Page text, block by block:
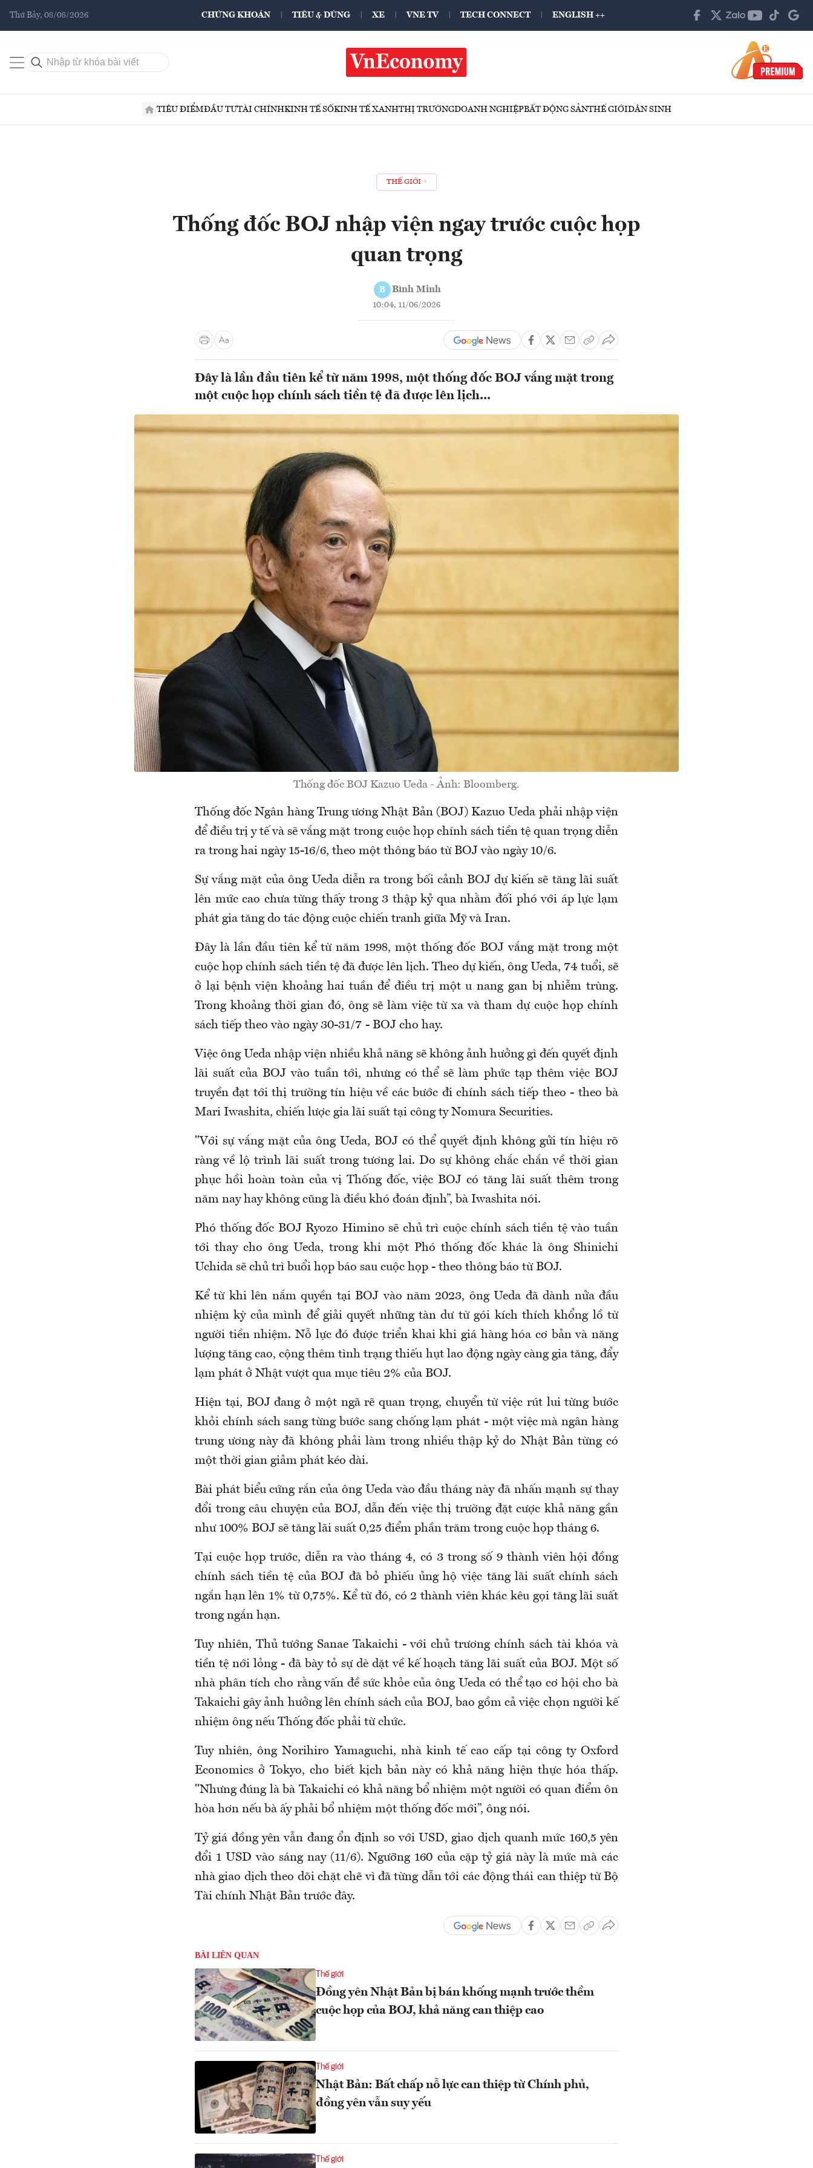
Thứ Bảy, 08/08/2026 CHỨNG KHOÁN TIÊU & DÙNG XE VNE TV TECH CONNECT ENGLISH ++
TIÊU ĐIỂMĐẦU TƯTÀI CHÍNHKINH TẾ SỐKINH TẾ XANHTHỊ TRƯỜNGDOANH NGHIỆPBẤT ĐỘNG SẢNTHẾ GIỚIDÂN SINH
THẾ GIỚI
Thống đốc BOJ nhập viện ngay trước cuộc họp
quan trọng
B Bình Minh
10:04, 11/06/2026
Đây là lần đầu tiên kể từ năm 1998, một thống đốc BOJ vắng mặt trong
một cuộc họp chính sách tiền tệ đã được lên lịch...
Thống đốc BOJ Kazuo Ueda - Ảnh: Bloomberg.
Thống đốc Ngân hàng Trung ương Nhật Bản (BOJ) Kazuo Ueda phải nhập viện
để điều trị y tế và sẽ vắng mặt trong cuộc họp chính sách tiền tệ quan trọng diễn
ra trong hai ngày 15-16/6, theo một thông báo từ BOJ vào ngày 10/6.
Sự vắng mặt của ông Ueda diễn ra trong bối cảnh BOJ dự kiến sẽ tăng lãi suất
lên mức cao chưa từng thấy trong 3 thập kỷ qua nhằm đối phó với áp lực lạm
phát gia tăng do tác động cuộc chiến tranh giữa Mỹ và Iran.
Đây là lần đầu tiên kể từ năm 1998, một thống đốc BOJ vắng mặt trong một
cuộc họp chính sách tiền tệ đã được lên lịch. Theo dự kiến, ông Ueda, 74 tuổi, sẽ
ở lại bệnh viện khoảng hai tuần để điều trị một u nang gan bị nhiễm trùng.
Trong khoảng thời gian đó, ông sẽ làm việc từ xa và tham dự cuộc họp chính
sách tiếp theo vào ngày 30-31/7 - BOJ cho hay.
Việc ông Ueda nhập viện nhiều khả năng sẽ không ảnh hưởng gì đến quyết định
lãi suất của BOJ vào tuần tới, nhưng có thể sẽ làm phức tạp thêm việc BOJ
truyền đạt tới thị trường tín hiệu về các bước đi chính sách tiếp theo - theo bà
Mari Iwashita, chiến lược gia lãi suất tại công ty Nomura Securities.
"Với sự vắng mặt của ông Ueda, BOJ có thể quyết định không gửi tín hiệu rõ
ràng về lộ trình lãi suất trong tương lai. Do sự không chắc chắn về thời gian
phục hồi hoàn toàn của vị Thống đốc, việc BOJ có tăng lãi suất thêm trong
năm nay hay không cũng là điều khó đoán định”, bà Iwashita nói.
Phó thống đốc BOJ Ryozo Himino sẽ chủ trì cuộc chính sách tiền tệ vào tuần
tới thay cho ông Ueda, trong khi một Phó thống đốc khác là ông Shinichi
Uchida sẽ chủ trì buổi họp báo sau cuộc họp - theo thông báo từ BOJ.
Kể từ khi lên nắm quyền tại BOJ vào năm 2023, ông Ueda đã dành nửa đầu
nhiệm kỳ của mình để giải quyết những tàn dư từ gói kích thích khổng lồ từ
người tiền nhiệm. Nỗ lực đó được triển khai khi giá hàng hóa cơ bản và năng
lượng tăng cao, cộng thêm tình trạng thiếu hụt lao động ngày càng gia tăng, đẩy
lạm phát ở Nhật vượt qua mục tiêu 2% của BOJ.
Hiện tại, BOJ đang ở một ngã rẽ quan trọng, chuyển từ việc rút lui từng bước
khỏi chính sách sang từng bước sang chống lạm phát - một việc mà ngân hàng
trung ương này đã không phải làm trong nhiều thập kỷ do Nhật Bản từng có
một thời gian giảm phát kéo dài.
Bài phát biểu cứng rắn của ông Ueda vào đầu tháng này đã nhấn mạnh sự thay
đổi trong câu chuyện của BOJ, dẫn đến việc thị trường đặt cược khả năng gần
như 100% BOJ sẽ tăng lãi suất 0,25 điểm phần trăm trong cuộc họp tháng 6.
Tại cuộc họp trước, diễn ra vào tháng 4, có 3 trong số 9 thành viên hội đồng
chính sách tiền tệ của BOJ đã bỏ phiếu ủng hộ việc tăng lãi suất chính sách
ngắn hạn lên 1% từ 0,75%. Kể từ đó, có 2 thành viên khác kêu gọi tăng lãi suất
trong ngắn hạn.
Tuy nhiên, Thủ tướng Sanae Takaichi - với chủ trương chính sách tài khóa và
tiền tệ nới lỏng - đã bày tỏ sự dè dặt về kế hoạch tăng lãi suất của BOJ. Một số
nhà phân tích cho rằng vấn đề sức khỏe của ông Ueda có thể tạo cơ hội cho bà
Takaichi gây ảnh hưởng lên chính sách của BOJ, bao gồm cả việc chọn người kế
nhiệm ông nếu Thống đốc phải từ chức.
Tuy nhiên, ông Norihiro Yamaguchi, nhà kinh tế cao cấp tại công ty Oxford
Economics ở Tokyo, cho biết kịch bản này có khả năng hiện thực hóa thấp.
"Nhưng đúng là bà Takaichi có khả năng bổ nhiệm một người có quan điểm ôn
hòa hơn nếu bà ấy phải bổ nhiệm một thống đốc mới”, ông nói.
Tỷ giá đồng yên vẫn đang ổn định so với USD, giao dịch quanh mức 160,5 yên
đổi 1 USD vào sáng nay (11/6). Ngưỡng 160 của cặp tỷ giá này là mức mà các
nhà giao dịch theo dõi chặt chẽ vì đã từng dẫn tới các động thái can thiệp từ Bộ
Tài chính Nhật Bản trước đây.
BÀI LIÊN QUAN
Thế giới
Đồng yên Nhật Bản bị bán khống mạnh trước thềm
cuộc họp của BOJ, khả năng can thiệp cao
Thế giới
Nhật Bản: Bất chấp nỗ lực can thiệp từ Chính phủ,
đồng yên vẫn suy yếu
Thế giới